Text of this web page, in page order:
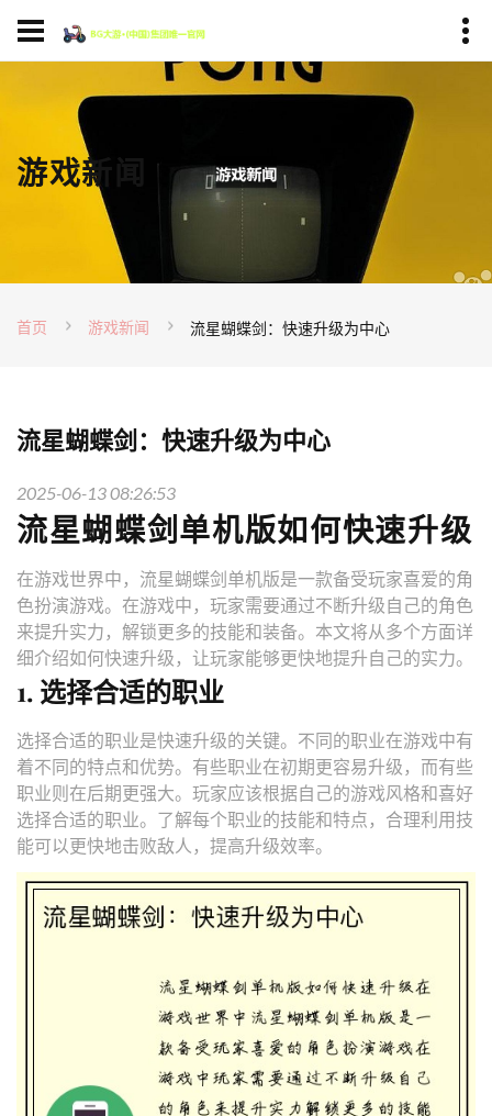
游戏新闻
首页 游戏新闻 流星蝴蝶剑：快速升级为中心
流星蝴蝶剑：快速升级为中心
2025-06-13 08:26:53
流星蝴蝶剑单机版如何快速升级
在游戏世界中，流星蝴蝶剑单机版是一款备受玩家喜爱的角
色扮演游戏。在游戏中，玩家需要通过不断升级自己的角色
来提升实力，解锁更多的技能和装备。本文将从多个方面详
细介绍如何快速升级，让玩家能够更快地提升自己的实力。
1. 选择合适的职业
选择合适的职业是快速升级的关键。不同的职业在游戏中有
着不同的特点和优势。有些职业在初期更容易升级，而有些
职业则在后期更强大。玩家应该根据自己的游戏风格和喜好
选择合适的职业。了解每个职业的技能和特点，合理利用技
能可以更快地击败敌人，提高升级效率。